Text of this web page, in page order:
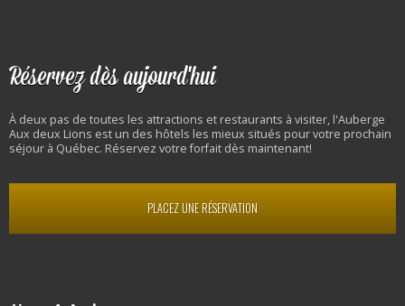
Réservez dès aujourd'hui
À deux pas de toutes les attractions et restaurants à visiter, l'Auberge
Aux deux Lions est un des hôtels les mieux situés pour votre prochain
séjour à Québec. Réservez votre forfait dès maintenant!
PLACEZ UNE RÉSERVATION